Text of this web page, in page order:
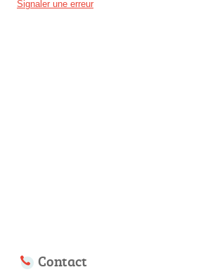
Signaler une erreur
Contact